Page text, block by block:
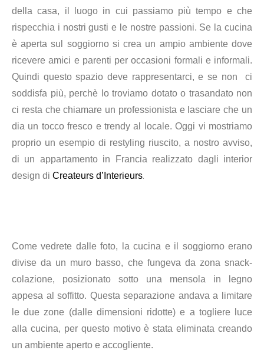
della casa, il luogo in cui passiamo più tempo e che
rispecchia i nostri gusti e le nostre passioni. Se la cucina
è aperta sul soggiorno si crea un ampio ambiente dove
ricevere amici e parenti per occasioni formali e informali.
Quindi questo spazio deve rappresentarci, e se non ci
soddisfa più, perchè lo troviamo dotato o trasandato non
ci resta che chiamare un professionista e lasciare che un
dia un tocco fresco e trendy al locale. Oggi vi mostriamo
proprio un esempio di restyling riuscito, a nostro avviso,
di un appartamento in Francia realizzato dagli interior
design di Createurs d’Interieurs.
Come vedrete dalle foto, la cucina e il soggiorno erano
divise da un muro basso, che fungeva da zona snack-
colazione, posizionato sotto una mensola in legno
appesa al soffitto. Questa separazione andava a limitare
le due zone (dalle dimensioni ridotte) e a togliere luce
alla cucina, per questo motivo è stata eliminata creando
un ambiente aperto e accogliente.